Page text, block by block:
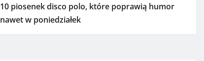
10 piosenek disco polo, które poprawią humor
nawet w poniedziałek